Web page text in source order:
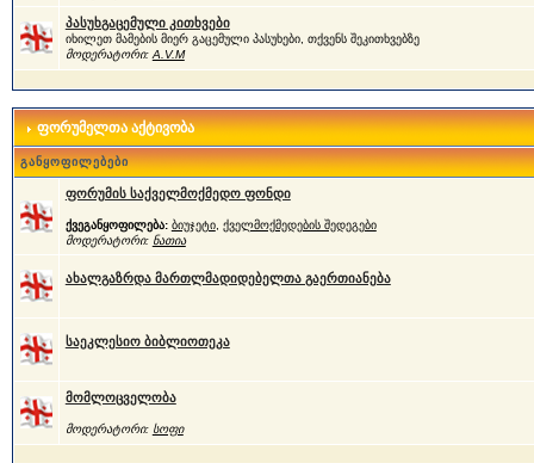
პასუხგაცემული კითხვები
იხილეთ მამების მიერ გაცემული პასუხები, თქვენს შეკითხვებზე
მოდერატორი: A.V.M
ფორუმელთა აქტივობა
განყოფილებები
ფორუმის საქველმოქმედო ფონდი
ქვეგანყოფილება: ბიუჯეტი, ქველმოქმედების შედეგები
მოდერატორი: ნათია
ახალგაზრდა მართლმადიდებელთა გაერთიანება
საეკლესიო ბიბლიოთეკა
მომლოცველობა
მოდერატორი: სოფი